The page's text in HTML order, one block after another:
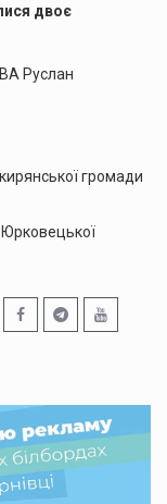
двоє
Руслан
громади